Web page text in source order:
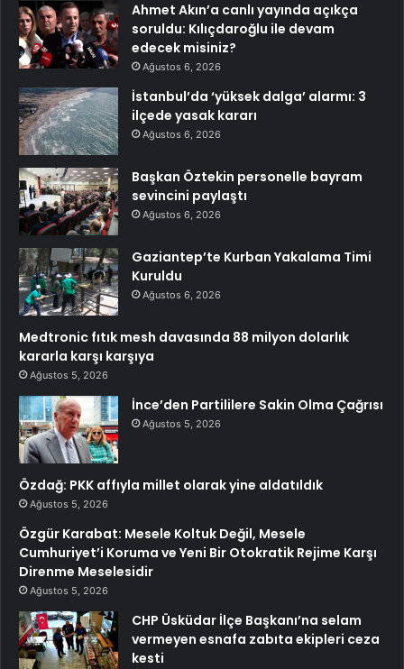
Ahmet Akın’a canlı yayında açıkça
soruldu: Kılıçdaroğlu ile devam
edecek misiniz?
Ağustos 6, 2026
İstanbul’da ‘yüksek dalga’ alarmı: 3
ilçede yasak kararı
Ağustos 6, 2026
Başkan Öztekin personelle bayram
sevincini paylaştı
Ağustos 6, 2026
Gaziantep’te Kurban Yakalama Timi
Kuruldu
Ağustos 6, 2026
Medtronic fıtık mesh davasında 88 milyon dolarlık
kararla karşı karşıya
Ağustos 5, 2026
İnce’den Partililere Sakin Olma Çağrısı
Ağustos 5, 2026
Özdağ: PKK affıyla millet olarak yine aldatıldık
Ağustos 5, 2026
Özgür Karabat: Mesele Koltuk Değil, Mesele
Cumhuriyet’i Koruma ve Yeni Bir Otokratik Rejime Karşı
Direnme Meselesidir
Ağustos 5, 2026
CHP Üsküdar İlçe Başkanı’na selam
vermeyen esnafa zabıta ekipleri ceza
kesti